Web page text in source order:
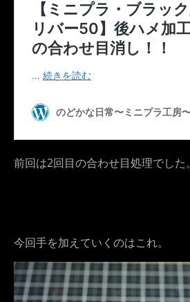
前回は2回目の合わせ目処理でした。
今回手を加えていくのはこれ。